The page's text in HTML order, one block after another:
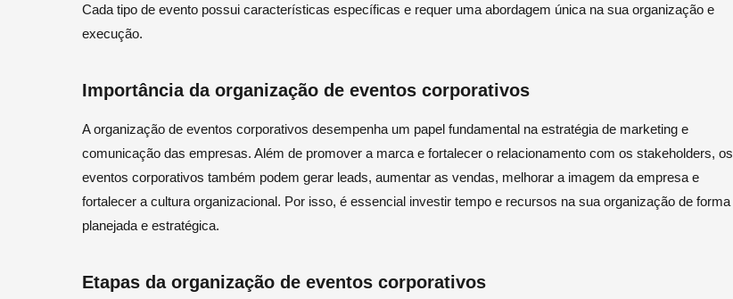
Cada tipo de evento possui características específicas e requer uma abordagem única na sua organização e
execução.
Importância da organização de eventos corporativos
A organização de eventos corporativos desempenha um papel fundamental na estratégia de marketing e
comunicação das empresas. Além de promover a marca e fortalecer o relacionamento com os stakeholders, os
eventos corporativos também podem gerar leads, aumentar as vendas, melhorar a imagem da empresa e
fortalecer a cultura organizacional. Por isso, é essencial investir tempo e recursos na sua organização de forma
planejada e estratégica.
Etapas da organização de eventos corporativos